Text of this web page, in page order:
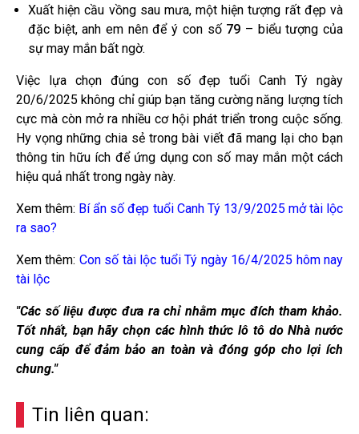
Xuất hiện cầu vồng sau mưa, một hiện tượng rất đẹp và
đặc biệt, anh em nên để ý con số 79 – biểu tượng của
sự may mắn bất ngờ.
Việc lựa chọn đúng con số đẹp tuổi Canh Tý ngày
20/6/2025 không chỉ giúp bạn tăng cường năng lượng tích
cực mà còn mở ra nhiều cơ hội phát triển trong cuộc sống.
Hy vọng những chia sẻ trong bài viết đã mang lại cho bạn
thông tin hữu ích để ứng dụng con số may mắn một cách
hiệu quả nhất trong ngày này.
Xem thêm: Bí ẩn số đẹp tuổi Canh Tý 13/9/2025 mở tài lộc
ra sao?
Xem thêm: Con số tài lộc tuổi Tý ngày 16/4/2025 hôm nay
tài lộc
"Các số liệu được đưa ra chỉ nhằm mục đích tham khảo.
Tốt nhất, bạn hãy chọn các hình thức lô tô do Nhà nước
cung cấp để đảm bảo an toàn và đóng góp cho lợi ích
chung."
Tin liên quan: